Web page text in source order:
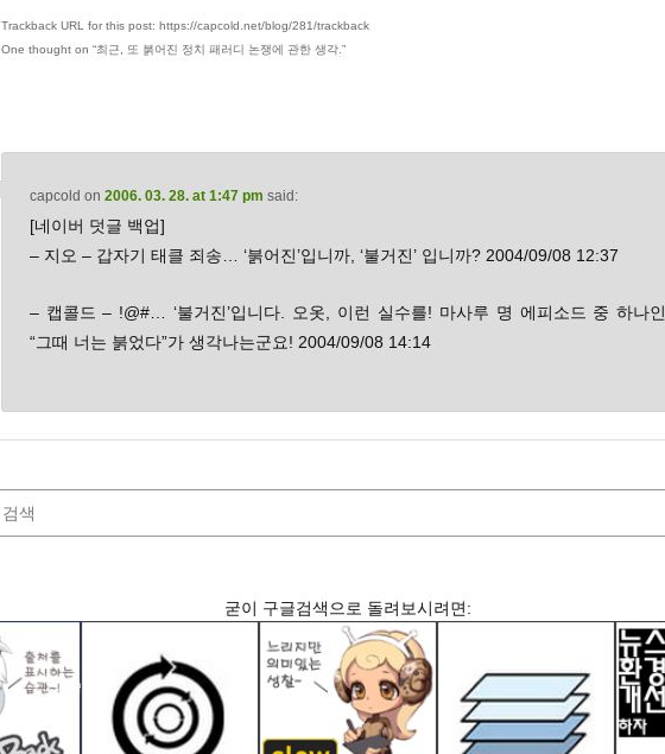
Trackback URL for this post: https://capcold.net/blog/281/trackback
One thought on “최근, 또 붉어진 정치 패러디 논쟁에 관한 생각.”
capcold on 2006. 03. 28. at 1:47 pm said:
[네이버 덧글 백업]
– 지오 – 갑자기 태클 죄송… ‘붉어진’입니까, ‘불거진’ 입니까? 2004/09/08 12:37
– 캡콜드 – !@#… ‘불거진’입니다. 오옷, 이런 실수를! 마사루 명 에피소드 중 하나인
“그때 너는 붉었다”가 생각나는군요! 2004/09/08 14:14
굳이 구글검색으로 돌려보시려면: